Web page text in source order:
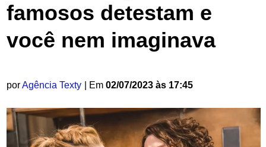
famosos detestam e
você nem imaginava
porAgência Texty | Em 02/07/2023 às 17:45